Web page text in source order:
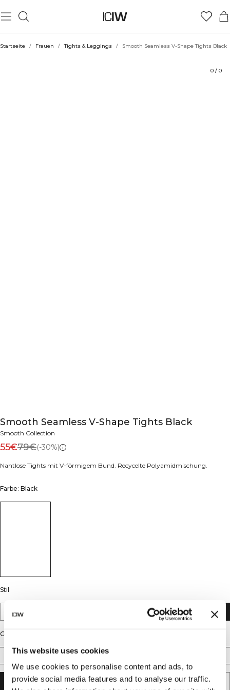
This website uses cookies
We use cookies to personalise content and ads, to
provide social media features and to analyse our traffic.
Startseite / Frauen / Tights & Leggings / Smooth Seamless V-Shape Tights Black
0 / 0
Smooth Seamless V-Shape Tights Black
Smooth Collection
55€79€(-30%)
Nahtlose Tights mit V-förmigem Bund. Recycelte Polyamidmischung.
Farbe: Black
Stil
V-Shape
Größe
XS S M
IN DEN WARENKORB LEGEN